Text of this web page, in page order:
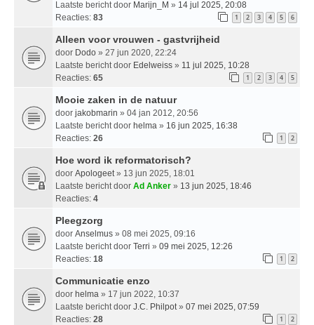
Laatste bericht door Marijn_M » 14 jul 2025, 20:08
Reacties: 83 1 2 3 4 5 6
Alleen voor vrouwen - gastvrijheid
door Dodo » 27 jun 2020, 22:24
Laatste bericht door Edelweiss » 11 jul 2025, 10:28
Reacties: 65 1 2 3 4 5
Mooie zaken in de natuur
door jakobmarin » 04 jan 2012, 20:56
Laatste bericht door helma » 16 jun 2025, 16:38
Reacties: 26 1 2
Hoe word ik reformatorisch?
door Apologeet » 13 jun 2025, 18:01
Laatste bericht door Ad Anker » 13 jun 2025, 18:46
Reacties: 4
Pleegzorg
door Anselmus » 08 mei 2025, 09:16
Laatste bericht door Terri » 09 mei 2025, 12:26
Reacties: 18 1 2
Communicatie enzo
door helma » 17 jun 2022, 10:37
Laatste bericht door J.C. Philpot » 07 mei 2025, 07:59
Reacties: 28 1 2